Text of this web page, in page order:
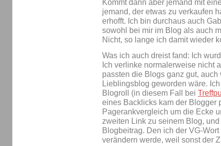
Kommt dann aber jemand mit
jemand, der etwas zu verkaufen
erhofft. Ich bin durchaus auch
sowohl bei mir im Blog als auch
Nicht, so lange ich damit wieder
Was ich auch dreist fand: Ich
Ich verlinke normalerweise nicht
passten die Blogs ganz gut,
Lieblingsblog geworden wäre.
Blogroll (in diesem Fall bei
eines Backlicks kam der Blogger
Pagerankvergleich um die Ecke
zweiten Link zu seinem Blog,
Blogbeitrag. Den ich der VG-
verändern werde, weil sonst der